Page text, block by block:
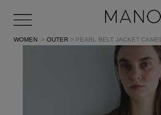
WOMEN >OUTER > PEARL BELT JACKETCAMEL